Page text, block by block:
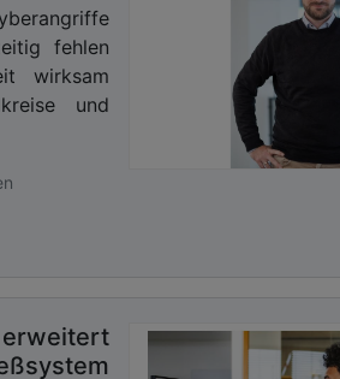
fehlen
wirksam
und